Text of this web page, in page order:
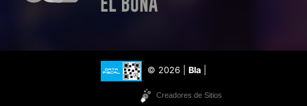
© 2026 | Bla
Creadores de Sitios